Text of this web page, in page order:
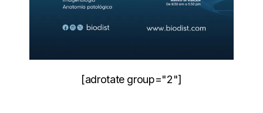
[adrotate group="2"]